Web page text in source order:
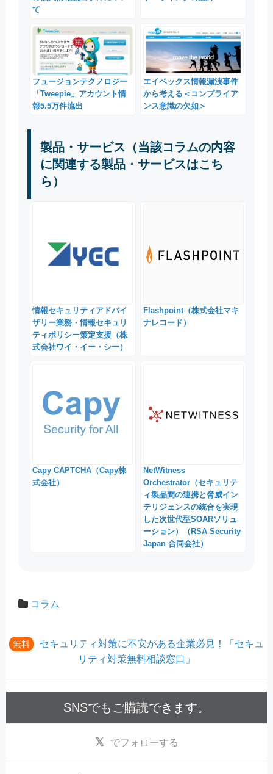
て
フュージョンテクノロジー
「Tweepie」アカウント情
報5.5万件流出
エイベックス情報漏洩事件
から考える＜コンプライア
ンス意識の欠如＞
製品・サービス（当該コラムの内容
に関連する製品・サービスはこち
ら）
情報セキュリティアドバイ
ザリー業務・情報セキュリ
ティポリシー策定支援（株
式会社ワイ・イー・シー）
Flashpoint（株式会社マキ
ナレコード）
Capy CAPTCHA（Capy株
式会社）
NetWitness
Orchestrator（セキュリテ
ィ製品間の連携と脅威イン
テリジェンスの統合を実現
した次世代型SOARソリュ
ーション）（RSA Security
Japan 合同会社）
コラム
無料
セキュリティ対策に不安がある企業必見！「セキュ
リティ対策無料相談窓口」
SNSでもご購読できます。
でフォローする